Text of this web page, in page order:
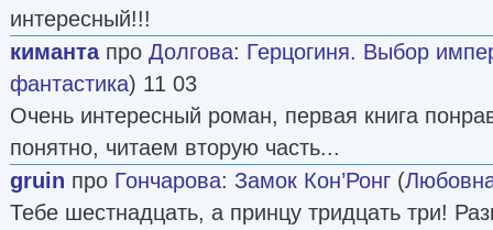
интересный!!!
кимантапро Долгова: Герцогиня. Выбор
фантастика) 11 03
Очень интересный роман, первая книга
понятно, читаем вторую часть...
gruin про Гончарова: Замок Кон’Ронг (
Тебе шестнадцать, а принцу тридцать три!